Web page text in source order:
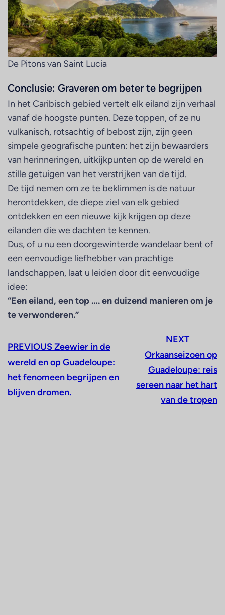
De Pitons van Saint Lucia
Conclusie: Graveren om beter te begrijpen
In het Caribisch gebied vertelt elk eiland zijn verhaal
vanaf de hoogste punten. Deze toppen, of ze nu
vulkanisch, rotsachtig of bebost zijn, zijn geen
simpele geografische punten: het zijn bewaarders
van herinneringen, uitkijkpunten op de wereld en
stille getuigen van het verstrijken van de tijd.
De tijd nemen om ze te beklimmen is de natuur
herontdekken, de diepe ziel van elk gebied
ontdekken en een nieuwe kijk krijgen op deze
eilanden die we dachten te kennen.
Dus, of u nu een doorgewinterde wandelaar bent of
een eenvoudige liefhebber van prachtige
landschappen, laat u leiden door dit eenvoudige
idee:
“Een eiland, een top …. en duizend manieren om je
te verwonderen.”
PREVIOUSZeewier in de
wereld en op Guadeloupe:
het fenomeen begrijpen en
blijven dromen.
NEXT
Orkaanseizoen op
Guadeloupe: reis
sereen naar het hart
van de tropen